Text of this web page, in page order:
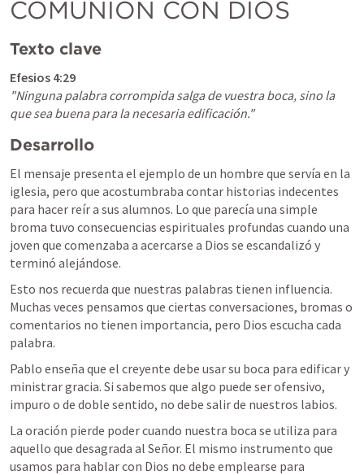
COMUNIÓN CON DIOS
Texto clave
Efesios 4:29
"Ninguna palabra corrompida salga de vuestra boca, sino la
que sea buena para la necesaria edificación."
Desarrollo
El mensaje presenta el ejemplo de un hombre que servía en la
iglesia, pero que acostumbraba contar historias indecentes
para hacer reír a sus alumnos. Lo que parecía una simple
broma tuvo consecuencias espirituales profundas cuando una
joven que comenzaba a acercarse a Dios se escandalizó y
terminó alejándose.
Esto nos recuerda que nuestras palabras tienen influencia.
Muchas veces pensamos que ciertas conversaciones, bromas o
comentarios no tienen importancia, pero Dios escucha cada
palabra.
Pablo enseña que el creyente debe usar su boca para edificar y
ministrar gracia. Si sabemos que algo puede ser ofensivo,
impuro o de doble sentido, no debe salir de nuestros labios.
La oración pierde poder cuando nuestra boca se utiliza para
aquello que desagrada al Señor. El mismo instrumento que
usamos para hablar con Dios no debe emplearse para